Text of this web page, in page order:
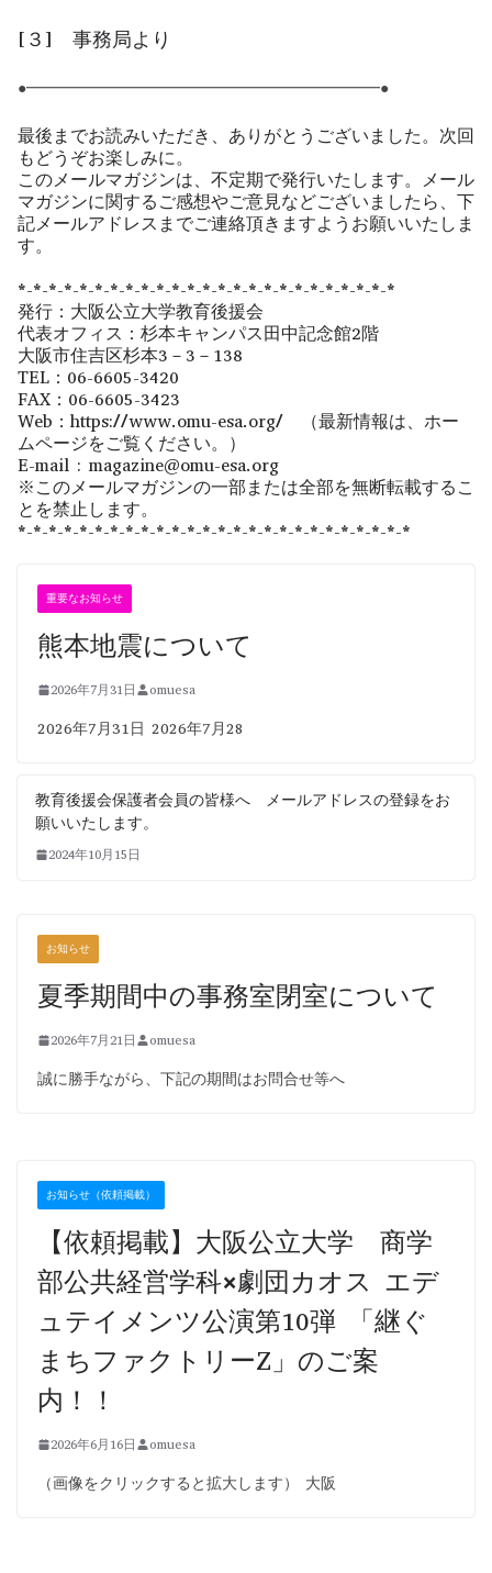
[３] 事務局より
●━━━━━━━━━━━━━━━━━━━━━━━●
最後までお読みいただき、ありがとうございました。次回
もどうぞお楽しみに。
このメールマガジンは、不定期で発行いたします。メール
マガジンに関するご感想やご意見などございましたら、下
記メールアドレスまでご連絡頂きますようお願いいたしま
す。
*-*-*-*-*-*-*-*-*-*-*-*-*-*-*-*-*-*-*-*-*-*-*-*-*
発行：大阪公立大学教育後援会
代表オフィス：杉本キャンパス田中記念館2階
大阪市住吉区杉本3－3－138
TEL：06-6605-3420
FAX：06-6605-3423
Web：https://www.omu-esa.org/ （最新情報は、ホー
ムページをご覧ください。）
E-mail : magazine@omu-esa.org
※このメールマガジンの一部または全部を無断転載するこ
とを禁止します。
*-*-*-*-*-*-*-*-*-*-*-*-*-*-*-*-*-*-*-*-*-*-*-*-*-*
重要なお知らせ
熊本地震について
2026年7月31日 omuesa
2026年7月31日 2026年7月28
教育後援会保護者会員の皆様へ メールアドレスの登録をお
願いいたします。
2024年10月15日
お知らせ
夏季期間中の事務室閉室について
2026年7月21日 omuesa
誠に勝手ながら、下記の期間はお問合せ等へ
お知らせ（依頼掲載）
【依頼掲載】大阪公立大学 商学
部公共経営学科×劇団カオス エデ
ュテイメンツ公演第10弾 「継ぐ
まちファクトリーZ」のご案
内！！
2026年6月16日 omuesa
（画像をクリックすると拡大します） 大阪